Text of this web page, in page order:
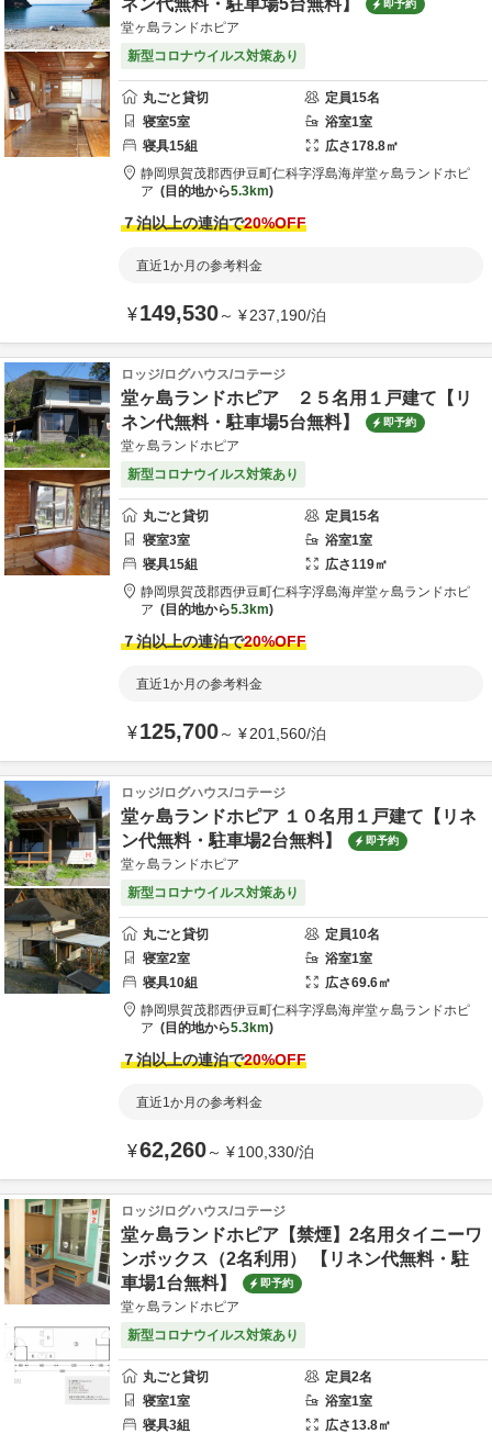
ネン代無料・駐車場5台無料】 即予約
堂ヶ島ランドホピア
新型コロナウイルス対策あり
丸ごと貸切 定員15名
寝室5室 浴室1室
寝具15組 広さ178.8㎡
静岡県賀茂郡西伊豆町仁科字浮島海岸堂ヶ島ランドホピ
ア
目的地から5.3km
７泊以上の連泊で20%OFF
直近1か月の参考料金
¥149,530～ ¥237,190/泊
ロッジ/ログハウス/コテージ
堂ヶ島ランドホピア ２５名用１戸建て【リ
ネン代無料・駐車場5台無料】
即予約
堂ヶ島ランドホピア
新型コロナウイルス対策あり
丸ごと貸切 定員15名
寝室3室 浴室1室
寝具15組 広さ119㎡
静岡県賀茂郡西伊豆町仁科字浮島海岸堂ヶ島ランドホピ
ア
目的地から5.3km
７泊以上の連泊で20%OFF
直近1か月の参考料金
¥125,700～ ¥201,560/泊
ロッジ/ログハウス/コテージ
堂ヶ島ランドホピア １０名用１戸建て【リネ
ン代無料・駐車場2台無料】
即予約
堂ヶ島ランドホピア
新型コロナウイルス対策あり
丸ごと貸切 定員10名
寝室2室 浴室1室
寝具10組 広さ69.6㎡
静岡県賀茂郡西伊豆町仁科字浮島海岸堂ヶ島ランドホピ
ア
目的地から5.3km
７泊以上の連泊で20%OFF
直近1か月の参考料金
¥62,260～ ¥100,330/泊
ロッジ/ログハウス/コテージ
堂ヶ島ランドホピア【禁煙】2名用タイニーワ
ンボックス（2名利用） 【リネン代無料・駐
車場1台無料】
即予約
堂ヶ島ランドホピア
新型コロナウイルス対策あり
丸ごと貸切 定員2名
寝室1室 浴室1室
寝具3組 広さ13.8㎡